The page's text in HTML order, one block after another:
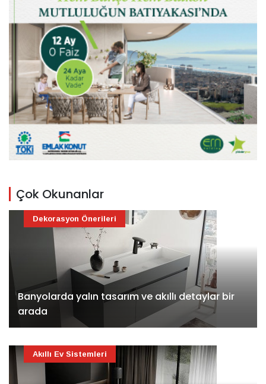
Çok Okunanlar
Banyolarda yalın tasarım ve akıllı detaylar bir
arada
Dekorasyon Önerileri
Akıllı Ev Sistemleri